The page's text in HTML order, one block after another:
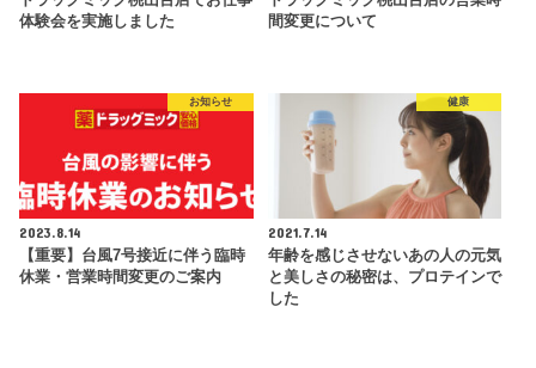
体験会を実施しました
間変更について
お知らせ
2023.8.14
【重要】台風7号接近に伴う臨時
休業・営業時間変更のご案内
健康
2021.7.14
年齢を感じさせないあの人の元気
と美しさの秘密は、プロテインで
した